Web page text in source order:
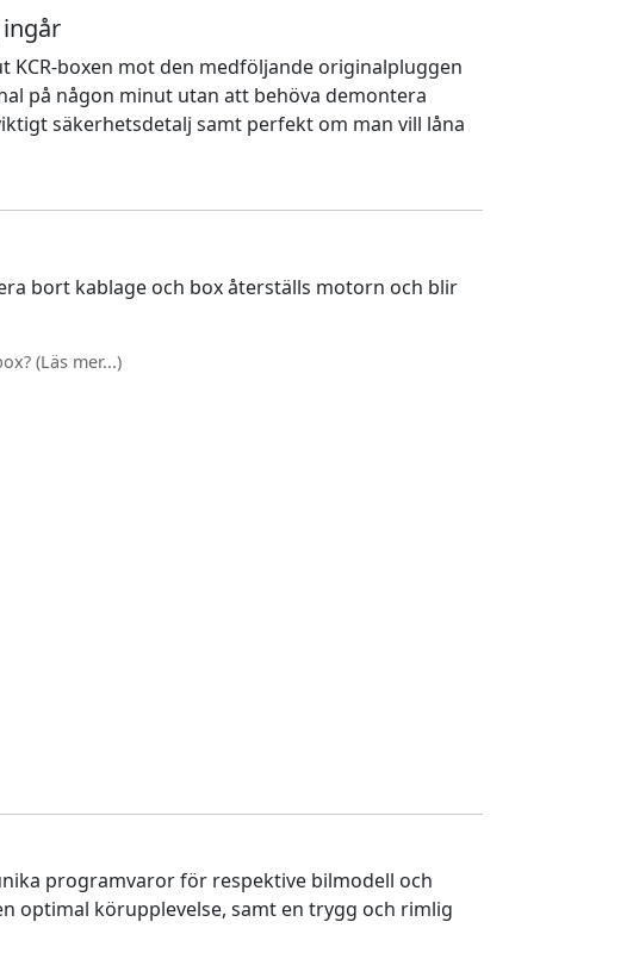
KCR-boxen mot den medföljande originalpluggen
på någon minut utan att behöva demontera
säkerhetsdetalj samt perfekt om man vill låna
bort kablage och box återställs motorn och blir
(Läs mer...)
programvaror för respektive bilmodell och
optimal körupplevelse, samt en trygg och rimlig